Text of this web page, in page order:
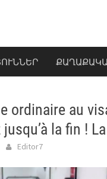
ordinaire au
jusqu’à la fin !
Editor7